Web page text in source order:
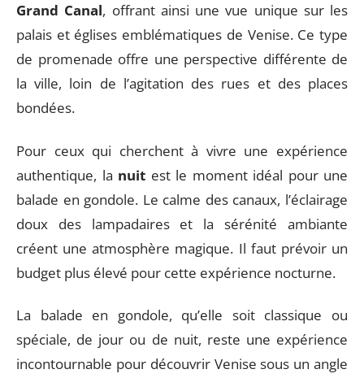
Grand Canal, offrant ainsi une vue unique sur les
palais et églises emblématiques de Venise. Ce type
de promenade offre une perspective différente de
la ville, loin de l’agitation des rues et des places
bondées.
Pour ceux qui cherchent à vivre une expérience
authentique, la nuit est le moment idéal pour une
balade en gondole. Le calme des canaux, l’éclairage
doux des lampadaires et la sérénité ambiante
créent une atmosphère magique. Il faut prévoir un
budget plus élevé pour cette expérience nocturne.
La balade en gondole, qu’elle soit classique ou
spéciale, de jour ou de nuit, reste une expérience
incontournable pour découvrir Venise sous un angle